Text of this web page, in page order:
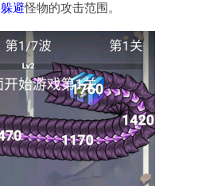
躲避怪物的攻击范围。